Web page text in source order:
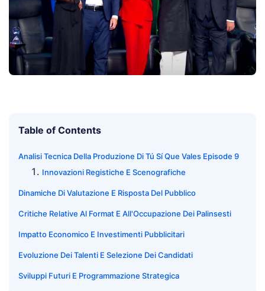
Table of Contents
Analisi Tecnica Della Produzione Di Tú Sí Que Vales Episode 9
Innovazioni Registiche E Scenografiche
Dinamiche Di Valutazione E Risposta Del Pubblico
Critiche Relative Al Format E All'Occupazione Dei Palinsesti
Impatto Economico E Investimenti Pubblicitari
Evoluzione Dei Talenti E Selezione Dei Candidati
Sviluppi Futuri E Programmazione Strategica